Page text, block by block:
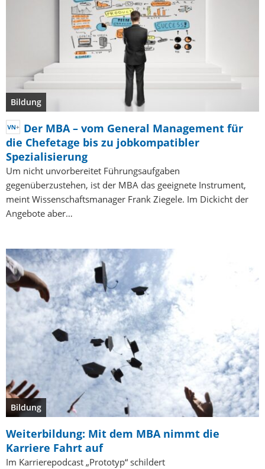
Bildung
Der MBA – vom General Management für
die Chefetage bis zu jobkompatibler
Spezialisierung
Um nicht unvorbereitet Führungsaufgaben
gegenüberzustehen, ist der MBA das geeignete Instrument,
meint Wissenschaftsmanager Frank Ziegele. Im Dickicht der
Angebote aber…
Bildung
Weiterbildung: Mit dem MBA nimmt die
Karriere Fahrt auf
Im Karrierepodcast „Prototyp“ schildert